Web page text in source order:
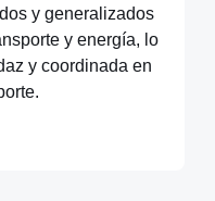
y generalizados
y energía, lo
y coordinada en